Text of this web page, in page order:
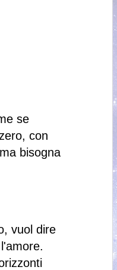
se
con
bisogna
vuol dire